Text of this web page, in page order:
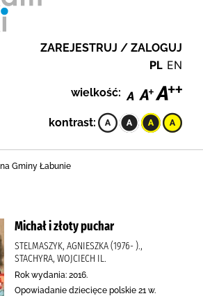
ZAREJESTRUJ / ZALOGUJ
PL EN
wielkość:
kontrast:
Gminy Łabunie
Michał i złoty puchar
STELMASZYK, AGNIESZKA (1976- ).,
STACHYRA, WOJCIECH IL.
Rok wydania: 2016.
Opowiadanie dziecięce polskie 21 w.